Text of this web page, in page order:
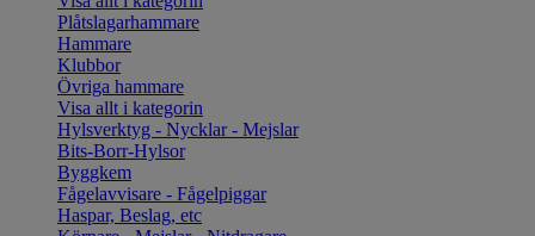
Plåtslagarhammare
Hammare
Klubbor
Övriga hammare
Visa allt i kategorin
Hylsverktyg - Nycklar - Mejslar
Bits-Borr-Hylsor
Byggkem
Fågelavvisare - Fågelpiggar
Haspar, Beslag, etc